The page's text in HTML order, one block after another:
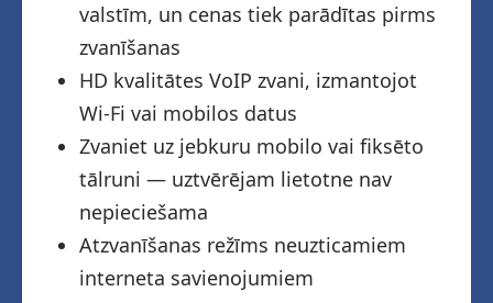
valstīm, un cenas tiek parādītas pirms
zvanīšanas
HD kvalitātes VoIP zvani, izmantojot
Wi-Fi vai mobilos datus
Zvaniet uz jebkuru mobilo vai fiksēto
tālruni — uztvērējam lietotne nav
nepieciešama
Atzvanīšanas režīms neuzticamiem
interneta savienojumiem